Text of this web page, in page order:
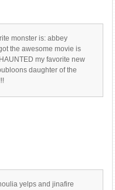
monster is: abbey
the awesome movie is
my favorite new
daughter of the
yelps and jinafire